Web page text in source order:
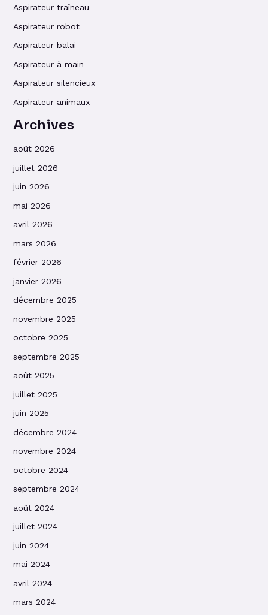
Aspirateur traîneau
Aspirateur robot
Aspirateur balai
Aspirateur à main
Aspirateur silencieux
Aspirateur animaux
Archives
août 2026
juillet 2026
juin 2026
mai 2026
avril 2026
mars 2026
février 2026
janvier 2026
décembre 2025
novembre 2025
octobre 2025
septembre 2025
août 2025
juillet 2025
juin 2025
décembre 2024
novembre 2024
octobre 2024
septembre 2024
août 2024
juillet 2024
juin 2024
mai 2024
avril 2024
mars 2024